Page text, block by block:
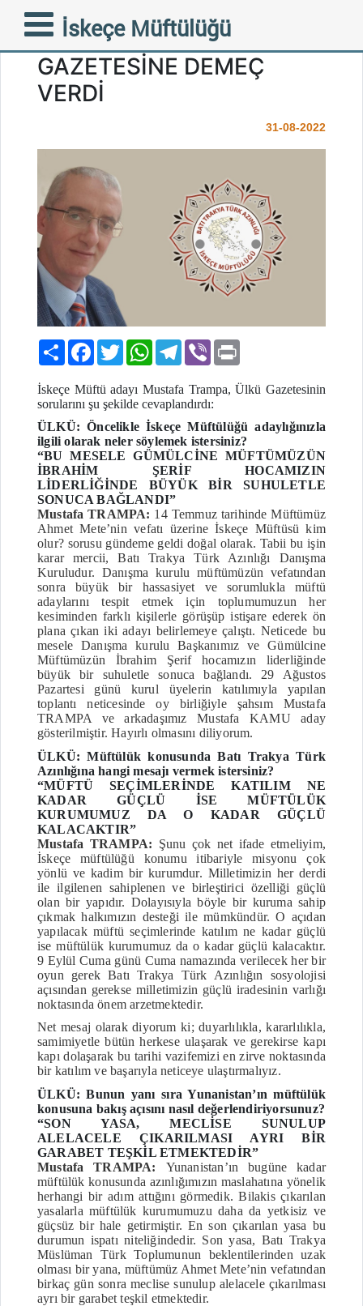
İskeçe Müftülüğü
İSKEÇE MÜFTÜ ADAYI
MUSTAFA TRAMPA ÜLKÜ
GAZETESİNE DEMEÇ
VERDİ
31-08-2022
PaylaşFacebook
TwitterWhatsAppTelegram
Viber
İskeçe Müftü adayı Mustafa Trampa, Ülkü Gazetesinin
sorularını şu şekilde cevaplandırdı:
ÜLKÜ: Öncelikle İskeçe Müftülüğü adaylığınızla
ilgili olarak neler söylemek istersiniz?
“BU MESELE GÜMÜLCİNE MÜFTÜMÜZÜN
İBRAHİM ŞERİF HOCAMIZIN
LİDERLİĞİNDE BÜYÜK BİR SUHULETLE
SONUCA BAĞLANDI”
Mustafa TRAMPA: 14 Temmuz tarihinde Müftümüz
Ahmet Mete’nin vefatı üzerine İskeçe Müftüsü kim
olur? sorusu gündeme geldi doğal olarak. Tabii bu işin
karar mercii, Batı Trakya Türk Azınlığı Danışma
Kuruludur. Danışma kurulu müftümüzün vefatından
sonra büyük bir hassasiyet ve sorumlukla müftü
adaylarını tespit etmek için toplumumuzun her
kesiminden farklı kişilerle görüşüp istişare ederek ön
plana çıkan iki adayı belirlemeye çalıştı. Neticede bu
mesele Danışma kurulu Başkanımız ve Gümülcine
Müftümüzün İbrahim Şerif hocamızın liderliğinde
büyük bir suhuletle sonuca bağlandı. 29 Ağustos
Pazartesi günü kurul üyelerin katılımıyla yapılan
toplantı neticesinde oy birliğiyle şahsım Mustafa
TRAMPA ve arkadaşımız Mustafa KAMU aday
gösterilmiştir. Hayırlı olmasını diliyorum.
ÜLKÜ: Müftülük konusunda Batı Trakya Türk
Azınlığına hangi mesajı vermek istersiniz?
“MÜFTÜ SEÇİMLERİNDE KATILIM NE
KADAR GÜÇLÜ İSE MÜFTÜLÜK
KURUMUMUZ DA O KADAR GÜÇLÜ
KALACAKTIR”
Mustafa TRAMPA: Şunu çok net ifade etmeliyim,
İskeçe müftülüğü konumu itibariyle misyonu çok
yönlü ve kadim bir kurumdur. Milletimizin her derdi
ile ilgilenen sahiplenen ve birleştirici özelliği güçlü
olan bir yapıdır. Dolayısıyla böyle bir kuruma sahip
çıkmak halkımızın desteği ile mümkündür. O açıdan
yapılacak müftü seçimlerinde katılım ne kadar güçlü
ise müftülük kurumumuz da o kadar güçlü kalacaktır.
9 Eylül Cuma günü Cuma namazında verilecek her bir
oyun gerek Batı Trakya Türk Azınlığın sosyolojisi
açısından gerekse milletimizin güçlü iradesinin varlığı
noktasında önem arzetmektedir.
Net mesaj olarak diyorum ki; duyarlılıkla, kararlılıkla,
samimiyetle bütün herkese ulaşarak ve gerekirse kapı
kapı dolaşarak bu tarihi vazifemizi en zirve noktasında
bir katılım ve başarıyla neticeye ulaştırmalıyız.
ÜLKÜ: Bunun yanı sıra Yunanistan’ın müftülük
konusuna bakış açısını nasıl değerlendiriyorsunuz?
“SON YASA, MECLİSE SUNULUP
ALELACELE ÇIKARILMASI AYRI BİR
GARABET TEŞKİL ETMEKTEDİR”
Mustafa TRAMPA: Yunanistan’ın bugüne kadar
müftülük konusunda azınlığımızın maslahatına yönelik
herhangi bir adım attığını görmedik. Bilakis çıkarılan
yasalarla müftülük kurumumuzu daha da yetkisiz ve
güçsüz bir hale getirmiştir. En son çıkarılan yasa bu
durumun ispatı niteliğindedir. Son yasa, Batı Trakya
Müslüman Türk Toplumunun beklentilerinden uzak
olması bir yana, müftümüz Ahmet Mete’nin vefatından
birkaç gün sonra meclise sunulup alelacele çıkarılması
ayrı bir garabet teşkil etmektedir.